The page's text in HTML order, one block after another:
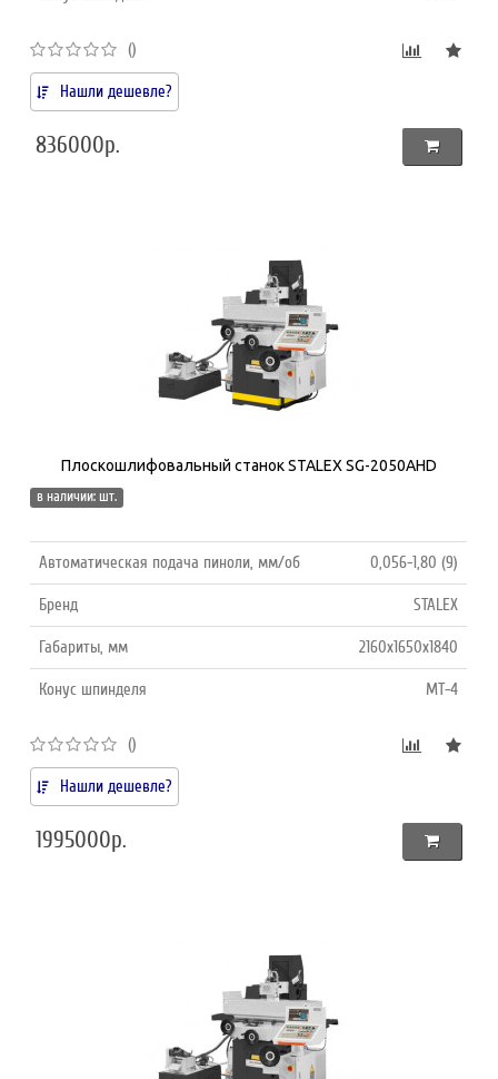
()
Нашли дешевле?
836000р.
Плоскошлифовальный станок STALEX SG-2050AHD
в наличии: шт.
Автоматическая подача пиноли, мм/об 0,056-1,80 (9)
Бренд STALEX
Габариты, мм 2160х1650х1840
Конус шпинделя MT-4
()
Нашли дешевле?
1995000р.